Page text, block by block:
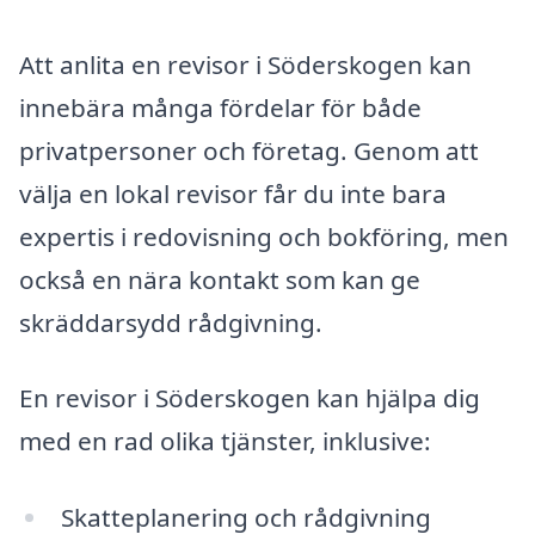
Att anlita en revisor i Söderskogen kan
innebära många fördelar för både
privatpersoner och företag. Genom att
välja en lokal revisor får du inte bara
expertis i redovisning och bokföring, men
också en nära kontakt som kan ge
skräddarsydd rådgivning.
En revisor i Söderskogen kan hjälpa dig
med en rad olika tjänster, inklusive:
Skatteplanering och rådgivning